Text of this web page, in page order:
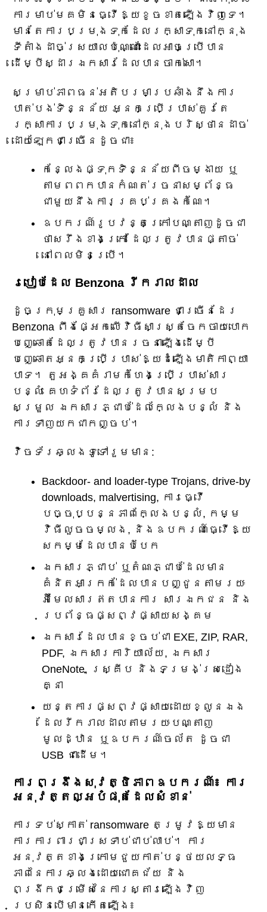
ការមាប់មគមិនធ្វើឱ្យខូចខាតឡើងវិញទេ។
មានតែការបម្រុងទុកដែលរក្សាទុកនៅក្នុង
ទីតាំងដាច់ស្រយាលប៉ុណ្ណោះដែលអាចប្រើបាន
ដើម្បីស្ដារឯកសារដែលបានចាក់សោ។
សម្រាប់ភាពធន់អតិបរមាប្រឆាំងនឹងការ
បាត់បង់ទិន្នន័យ អ្នកប្រើប្រាស់គួរតែ
រក្សាការបម្រុងទុកនៅក្នុងបរិស្ថានដាច់
ដោយឡែកជាច្រើនដូចជា៖
កន្លែងផ្ទុកទិន្នន័យពីចម្ងាយ ឬ
តាមពពកបានកំណត់រចនាសម្ព័ន្ធ
ជាមួយនឹងការគ្រប់គ្រងកំណែ។
ឧបករណ៍រូបវន្តក្រៅបណ្តាញដូចជា
ថាសរឹងខាងក្រៅ ដែលត្រូវបានផ្តាច់
នៅពេលមិនប្រើ។
របៀបដែល Benzona រីករាលដាល
ដូចក្រុមគ្រួសារ ransomware ជាច្រើនដែរ
Benzona ពឹងផ្អែកលើវិធីសាស្រ្តចែកចាយបោក
បញ្ឆោតដែលត្រូវបានរចនាឡើងដើម្បី
បញ្ឆោតអ្នកប្រើប្រាស់ឱ្យដំឡើងមាតិកាព្យា
បាទ។ តួអង្គគំរាមកំហែងប្រើប្រាស់សារ
បន្លំ គេហទំព័រដែលត្រូវបានសម្រប
សម្រួល ឯកសារភ្ជាប់ដែលក្លែងបន្លំ និង
ការទាញយកជាកញ្ចប់។
វ៉ិចទ័រឆ្លងទូទៅរួមមាន:
Backdoor- and loader-type Trojans, drive-by
downloads, malvertising, ការធ្វើ
បច្ចុប្បន្នភាពក្លែងបន្លំ, កម្ម
វិធីលួចចម្លង, និងឧបករណ៍ធ្វើឱ្យ
សកម្មដែលបានបំបែក
ឯកសារភ្ជាប់ ឬតំណភ្ជាប់ដែលមាន
គំនិតអាក្រក់ដែលបានបញ្ជូនតាមរយៈ
អ៊ីមែលសារឥតបានការ សារឯកជន និង
ប្រព័ន្ធផ្សព្វផ្សាយសង្គម
ឯកសារដែលបានខ្ចប់ជា EXE, ZIP, RAR,
PDF, ឯកសារការិយាល័យ, ឯកសារ
OneNote, ស្គ្រីប និងទម្រង់ស្រដៀង
គ្នា
យន្តការផ្សព្វផ្សាយដោយខ្លួនឯង
ដែលរីករាលដាលតាមរយៈបណ្តាញ
មូលដ្ឋាន ឬឧបករណ៍ចល័ត ដូចជា
USB ជាដើម។
ការពង្រឹងសុវត្ថិភាពឧបករណ៍៖ ការ
អនុវត្តល្អបំផុតដែលសំខាន់
ការទប់ស្កាត់ ransomware តម្រូវឱ្យមាន
ការការពារជាស្រទាប់ជាប់លាប់។ ការ
អនុវត្តខាងក្រោមជួយកាត់បន្ថយលទ្ធ
ភាពនៃការឆ្លងដោយជោគជ័យ និង
ពង្រីកជម្រើសនៃការស្តារឡើងវិញ
ប្រសិនបើមានកើតឡើង៖